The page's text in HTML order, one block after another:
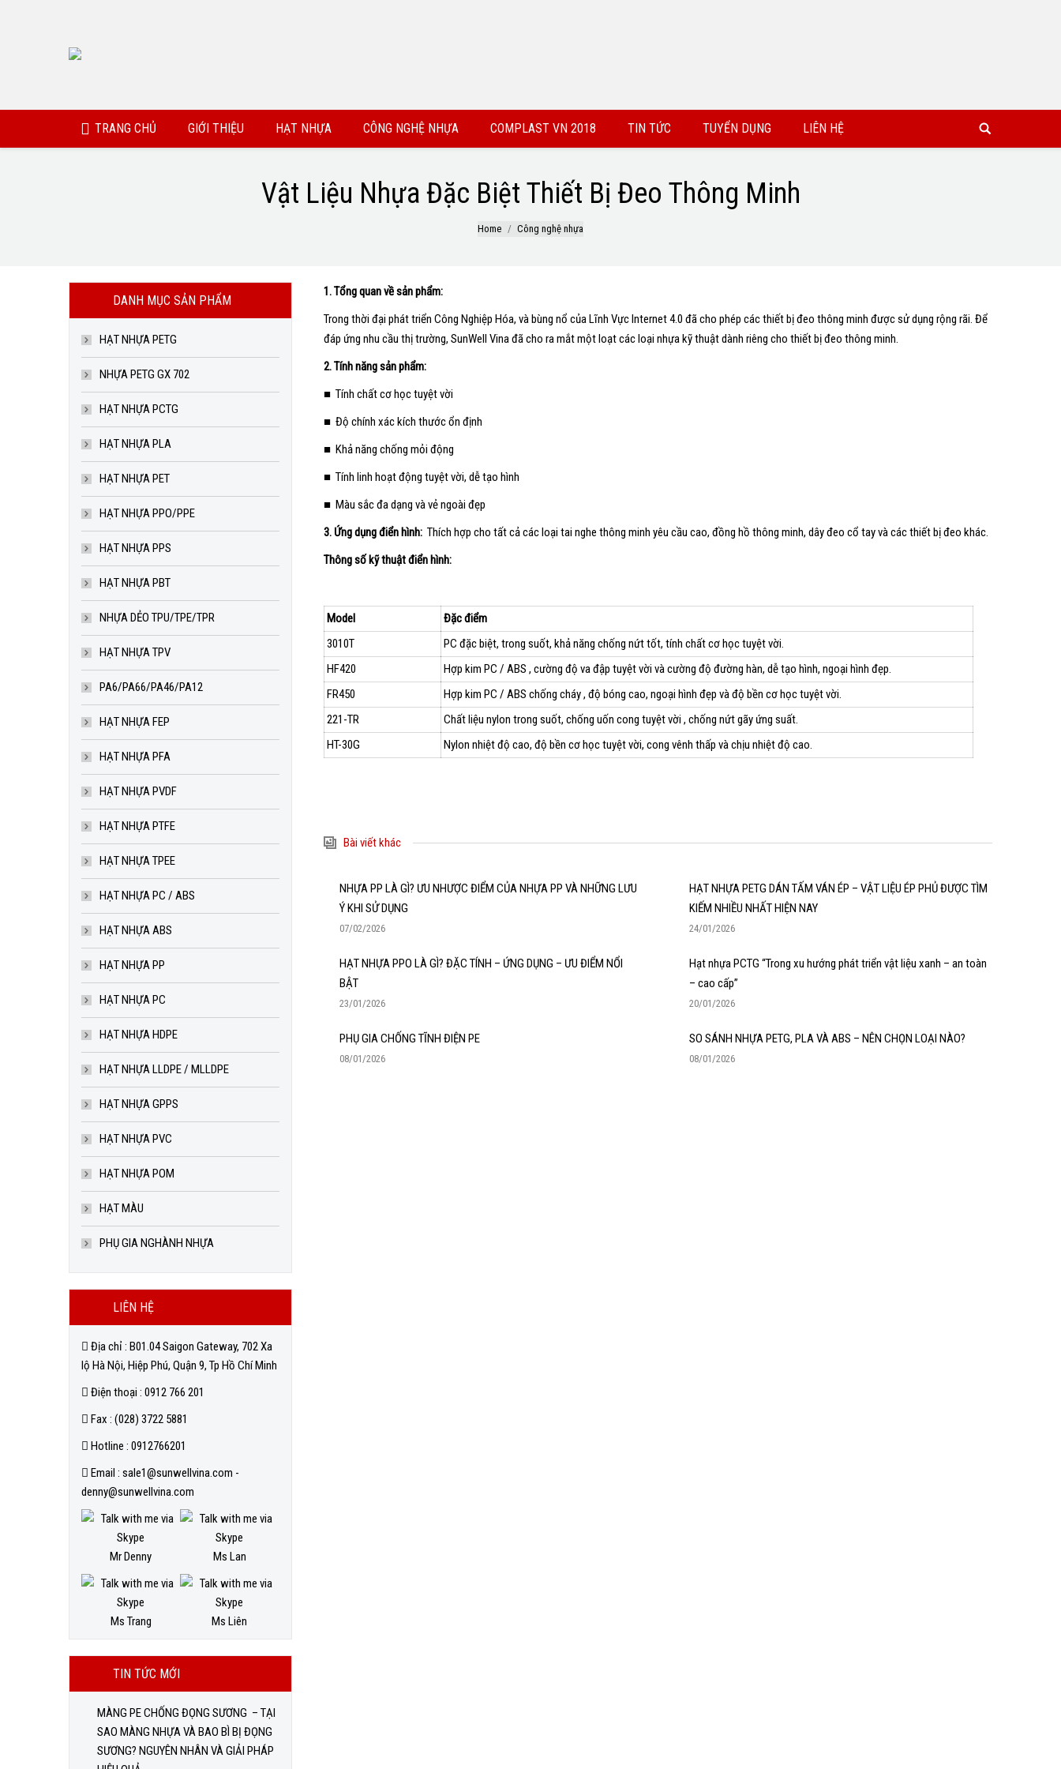
TRANG CHỦ GIỚI THIỆU HẠT NHỰA CÔNG NGHỆ NHỰA COMPLAST VN 2018 TIN TỨC TUYỂN DỤNG LIÊN HỆ
Vật Liệu Nhựa Đặc Biệt Thiết Bị Đeo Thông Minh
Home Công nghệ nhựa
1. Tổng quan về sản phẩm:
Trong thời đại phát triển Công Nghiệp Hóa, và bùng nổ của Lĩnh Vực Internet 4.0 đã cho phép các thiết bị đeo thông minh được sử dụng rộng rãi. Để
đáp ứng nhu cầu thị trường, SunWell Vina đã cho ra mắt một loạt các loại nhựa kỹ thuật dành riêng cho thiết bị đeo thông minh.
2. Tính năng sản phẩm:
■ Tính chất cơ học tuyệt vời
■ Độ chính xác kích thước ổn định
■ Khả năng chống mỏi động
■ Tính linh hoạt động tuyệt vời, dễ tạo hình
■ Màu sắc đa dạng và vẻ ngoài đẹp
3. Ứng dụng điển hình:Thích hợp cho tất cả các loại tai nghe thông minh yêu cầu cao, đồng hồ thông minh, dây đeo cổ tay và các thiết bị đeo khác.
Thông số kỹ thuật điển hình:
Model
Đặc điểm
3010T
PC đặc biệt, trong suốt, khả năng chống nứt tốt, tính chất cơ học tuyệt vời.
HF420
Hợp kim PC / ABS , cường độ va đập tuyệt vời và cường độ đường hàn, dễ tạo hình, ngoại hình đẹp.
FR450
Hợp kim PC / ABS chống cháy , độ bóng cao, ngoại hình đẹp và độ bền cơ học tuyệt vời.
221-TR
Chất liệu nylon trong suốt, chống uốn cong tuyệt vời , chống nứt gãy ứng suất.
HT-30G
Nylon nhiệt độ cao, độ bền cơ học tuyệt vời, cong vênh thấp và chịu nhiệt độ cao.
Bài viết khác
NHỰA PP LÀ GÌ? ƯU NHƯỢC ĐIỂM CỦA NHỰA PP VÀ NHỮNG LƯU
Ý KHI SỬ DỤNG
07/02/2026
HẠT NHỰA PETG DÁN TẤM VÁN ÉP – VẬT LIỆU ÉP PHỦ ĐƯỢC TÌM
KIẾM NHIỀU NHẤT HIỆN NAY
24/01/2026
HẠT NHỰA PPO LÀ GÌ? ĐẶC TÍNH – ỨNG DỤNG – ƯU ĐIỂM NỔI
BẬT
23/01/2026
Hạt nhựa PCTG “Trong xu hướng phát triển vật liệu xanh – an toàn
– cao cấp”
20/01/2026
PHỤ GIA CHỐNG TĨNH ĐIỆN PE
08/01/2026
SO SÁNH NHỰA PETG, PLA VÀ ABS – NÊN CHỌN LOẠI NÀO?
08/01/2026
DANH MỤC SẢN PHẨM
HẠT NHỰA PETG
NHỰA PETG GX 702
HẠT NHỰA PCTG
HẠT NHỰA PLA
HẠT NHỰA PET
HẠT NHỰA PPO/PPE
HẠT NHỰA PPS
HẠT NHỰA PBT
NHỰA DẺO TPU/TPE/TPR
HẠT NHỰA TPV
PA6/PA66/PA46/PA12
HẠT NHỰA FEP
HẠT NHỰA PFA
HẠT NHỰA PVDF
HẠT NHỰA PTFE
HẠT NHỰA TPEE
HẠT NHỰA PC / ABS
HẠT NHỰA ABS
HẠT NHỰA PP
HẠT NHỰA PC
HẠT NHỰA HDPE
HẠT NHỰA LLDPE / MLLDPE
HẠT NHỰA GPPS
HẠT NHỰA PVC
HẠT NHỰA POM
HẠT MÀU
PHỤ GIA NGHÀNH NHỰA
LIÊN HỆ
Địa chỉ : B01.04 Saigon Gateway, 702 Xa
lộ Hà Nội, Hiệp Phú, Quận 9, Tp Hồ Chí Minh
Điện thoại : 0912 766 201
Fax : (028) 3722 5881
Hotline : 0912766201
Email : sale1@sunwellvina.com -
denny@sunwellvina.com
Mr Denny Ms Lan
Ms Trang Ms Liên
TIN TỨC MỚI
MÀNG PE CHỐNG ĐỌNG SƯƠNG – TẠI
SAO MÀNG NHỰA VÀ BAO BÌ BỊ ĐỌNG
SƯƠNG? NGUYÊN NHÂN VÀ GIẢI PHÁP